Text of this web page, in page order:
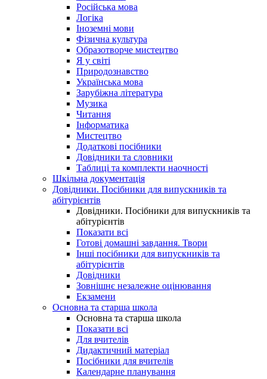
Російська мова
Логіка
Іноземні мови
Фізична культура
Образотворче мистецтво
Я у світі
Природознавство
Українська мова
Зарубіжна література
Музика
Читання
Інформатика
Мистецтво
Додаткові посібники
Довідники та словники
Таблиці та комплекти наочності
Шкільна документація
Довідники. Посібники для випускників та
абітурієнтів
Довідники. Посібники для випускників та
абітурієнтів
Показати всі
Готові домашні завдання. Твори
Інші посібники для випускників та
абітурієнтів
Довідники
Зовнішнє незалежне оцінювання
Екзамени
Основна та старша школа
Основна та старша школа
Показати всі
Для вчителів
Дидактичний матеріал
Посібники для вчителів
Календарне планування